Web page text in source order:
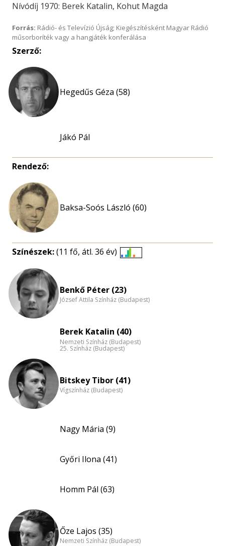
Nívódíj 1970: Berek Katalin, Kohut Magda
Forrás: Rádió- és Televízió Újság; Kiegészítésként Magyar Rádió
műsorboríték vagy a hangjáték konferálása
Szerző:
Hegedűs Géza (58)
Jákó Pál
Rendező:
Baksa-Soós László (60)
Színészek:(11 fő, átl. 36 év)
Benkő Péter (23)
József Attila Színház (Budapest)
Berek Katalin (40)
Nemzeti Színház (Budapest)
25. Színház (Budapest)
Bitskey Tibor (41)
Vígszínház (Budapest)
Nagy Mária (9)
Győri Ilona (41)
Homm Pál (63)
Őze Lajos (35)
Nemzeti Színház (Budapest)